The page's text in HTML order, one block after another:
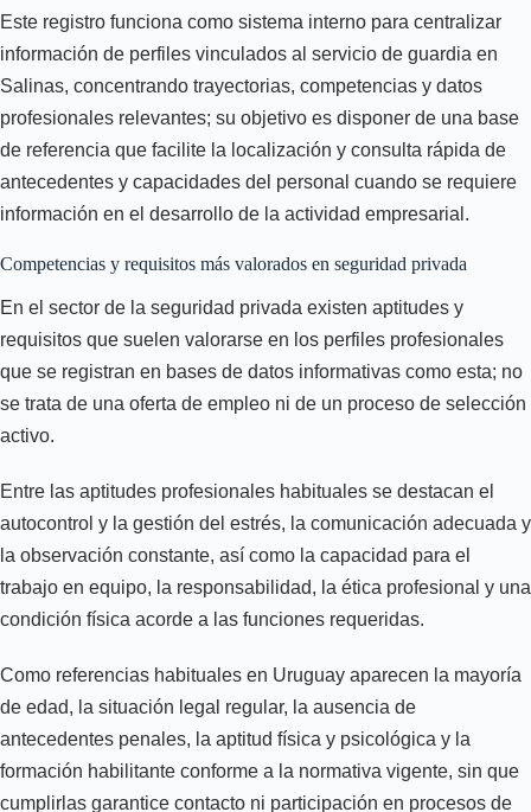
Este registro funciona como sistema interno para centralizar
información de perfiles vinculados al servicio de guardia en
Salinas, concentrando trayectorias, competencias y datos
profesionales relevantes; su objetivo es disponer de una base
de referencia que facilite la localización y consulta rápida de
antecedentes y capacidades del personal cuando se requiere
información en el desarrollo de la actividad empresarial.
Competencias y requisitos más valorados en seguridad privada
En el sector de la seguridad privada existen aptitudes y
requisitos que suelen valorarse en los perfiles profesionales
que se registran en bases de datos informativas como esta; no
se trata de una oferta de empleo ni de un proceso de selección
activo.
Entre las aptitudes profesionales habituales se destacan el
autocontrol y la gestión del estrés, la comunicación adecuada y
la observación constante, así como la capacidad para el
trabajo en equipo, la responsabilidad, la ética profesional y una
condición física acorde a las funciones requeridas.
Como referencias habituales en Uruguay aparecen la mayoría
de edad, la situación legal regular, la ausencia de
antecedentes penales, la aptitud física y psicológica y la
formación habilitante conforme a la normativa vigente, sin que
cumplirlas garantice contacto ni participación en procesos de